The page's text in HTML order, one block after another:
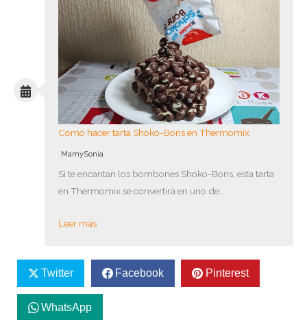
Como hacer tarta Shoko-Bons en Thermomix
MamySonia
Si te encantan los bombones Shoko-Bons, esta tarta
en Thermomix se convertirá en uno de…
Leer más
Twitter Facebook Pinterest
WhatsApp